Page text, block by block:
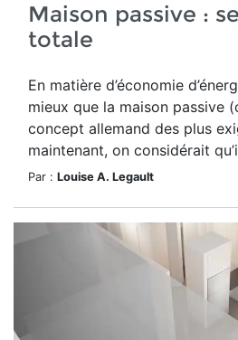
Maison passive :
totale
En matière d’économie
mieux que la maison passive
concept allemand des plus
maintenant, on considérait
Par : Louise A. Legault